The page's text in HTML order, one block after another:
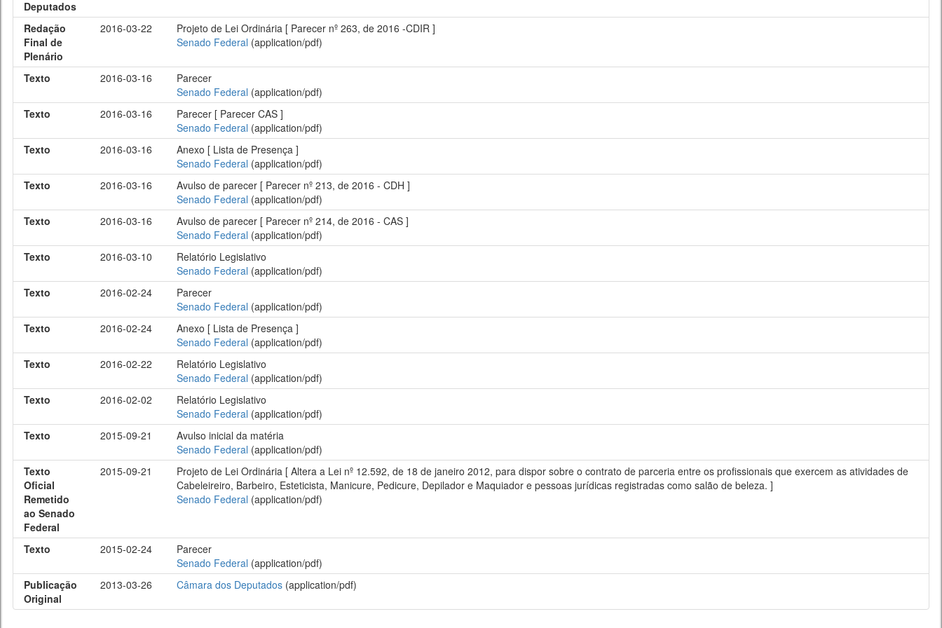
Deputados
Redação
Final de
Plenário
2016-03-22
Projeto de Lei Ordinária [ Parecer nº 263, de 2016 -CDIR ]
Senado Federal (application/pdf)
Texto 2016-03-16
Parecer
Senado Federal (application/pdf)
Texto
2016-03-16
Parecer [ Parecer CAS ]
Senado Federal (application/pdf)
Texto
2016-03-16
Anexo [ Lista de Presença ]
Senado Federal (application/pdf)
Texto
2016-03-16
Avulso de parecer [ Parecer nº 213, de 2016 - CDH ]
Senado Federal (application/pdf)
Texto
2016-03-16
Avulso de parecer [ Parecer nº 214, de 2016 - CAS ]
Senado Federal (application/pdf)
Texto
2016-03-10
Relatório Legislativo
Senado Federal (application/pdf)
Texto
2016-02-24
Parecer
Senado Federal (application/pdf)
Texto
2016-02-24
Anexo [ Lista de Presença ]
Senado Federal (application/pdf)
Texto
2016-02-22
Relatório Legislativo
Senado Federal (application/pdf)
Texto
2016-02-02
Relatório Legislativo
Senado Federal (application/pdf)
Texto
2015-09-21
Avulso inicial da matéria
Senado Federal (application/pdf)
Texto
Oficial
Remetido
ao Senado
Federal
2015-09-21
Projeto de Lei Ordinária [ Altera a Lei nº 12.592, de 18 de janeiro 2012, para dispor sobre o contrato de parceria entre os profissionais que exercem as atividades de
Cabeleireiro, Barbeiro, Esteticista, Manicure, Pedicure, Depilador e Maquiador e pessoas jurídicas registradas como salão de beleza. ]
Senado Federal (application/pdf)
Texto 2015-02-24
Parecer
Senado Federal (application/pdf)
Publicação
Original
2013-03-26 Câmara dos Deputados(application/pdf)